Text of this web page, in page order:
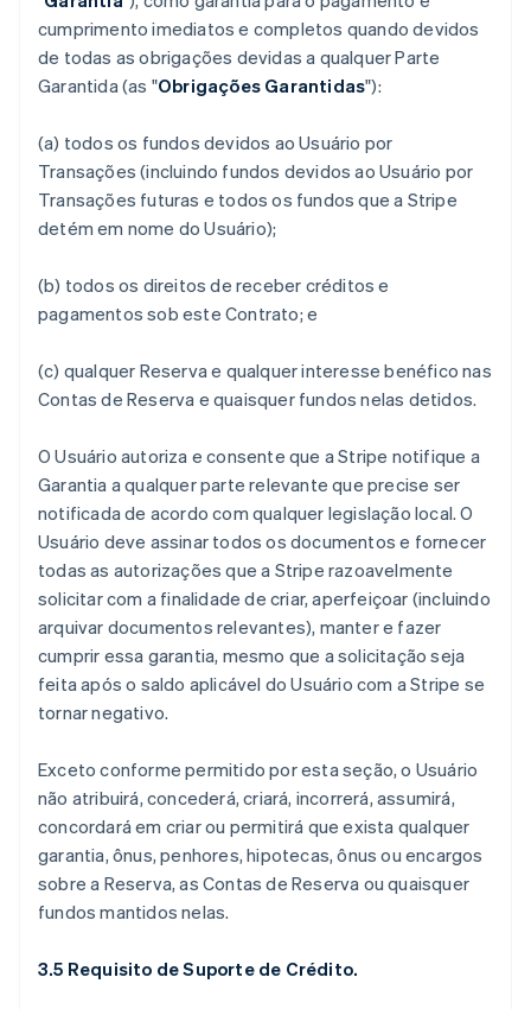
cumprimento imediatos e completos quando devidos
de todas as obrigações devidas a qualquer Parte
Garantida (as "Obrigações Garantidas"):
(a) todos os fundos devidos ao Usuário por
Transações (incluindo fundos devidos ao Usuário por
Transações futuras e todos os fundos que a Stripe
detém em nome do Usuário);
(b) todos os direitos de receber créditos e
pagamentos sob este Contrato; e
(c) qualquer Reserva e qualquer interesse benéfico nas
Contas de Reserva e quaisquer fundos nelas detidos.
O Usuário autoriza e consente que a Stripe notifique a
Garantia a qualquer parte relevante que precise ser
notificada de acordo com qualquer legislação local. O
Usuário deve assinar todos os documentos e fornecer
todas as autorizações que a Stripe razoavelmente
solicitar com a finalidade de criar, aperfeiçoar (incluindo
arquivar documentos relevantes), manter e fazer
cumprir essa garantia, mesmo que a solicitação seja
feita após o saldo aplicável do Usuário com a Stripe se
tornar negativo.
Exceto conforme permitido por esta seção, o Usuário
não atribuirá, concederá, criará, incorrerá, assumirá,
concordará em criar ou permitirá que exista qualquer
garantia, ônus, penhores, hipotecas, ônus ou encargos
sobre a Reserva, as Contas de Reserva ou quaisquer
fundos mantidos nelas.
3.5 Requisito de Suporte de Crédito.